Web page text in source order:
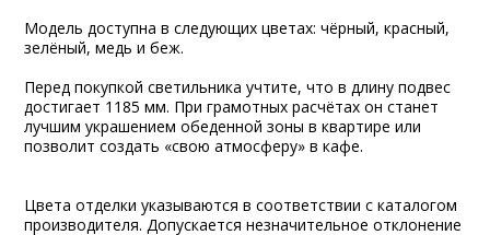
Модель доступна в следующих цветах: чёрный, красный,
зелёный, медь и беж.
Перед покупкой светильника учтите, что в длину подвес
достигает 1185 мм. При грамотных расчётах он станет
лучшим украшением обеденной зоны в квартире или
позволит создать «свою атмосферу» в кафе.
Цвета отделки указываются в соответствии с каталогом
производителя. Допускается незначительное отклонение